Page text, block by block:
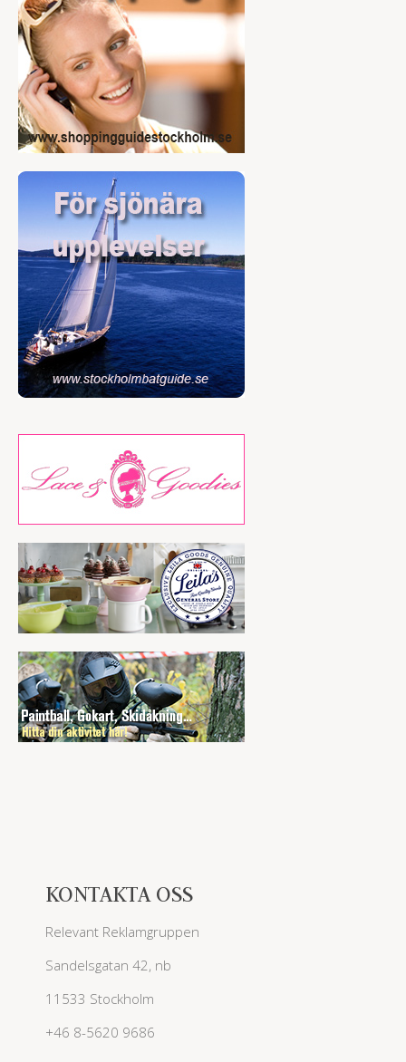
KONTAKTA OSS
Relevant Reklamgruppen
Sandelsgatan 42, nb
11533 Stockholm
+46 8-5620 9686